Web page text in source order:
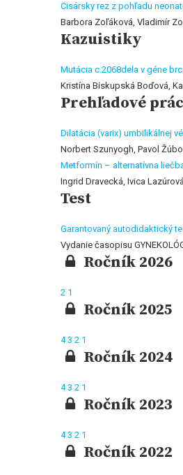
Cisársky rez z pohľadu
Barbora Zoľáková, Vladimír
Kazuistiky
Mutácia c.2068dela v géne
Kristína Biskupská Boďová,
Prehľadové
Dilatácia (varix) umbilikálnej
Norbert Szunyogh, Pavol
Metformín – alternatívna
Ingrid Dravecká, Ivica Lazúrová
Test
Garantovaný autodidaktický
Vydanie časopisu
Ročník 2026
2 1
Ročník 2025
43 2 1
Ročník 2024
43 2 1
Ročník 2023
43 2 1
Ročník 2022